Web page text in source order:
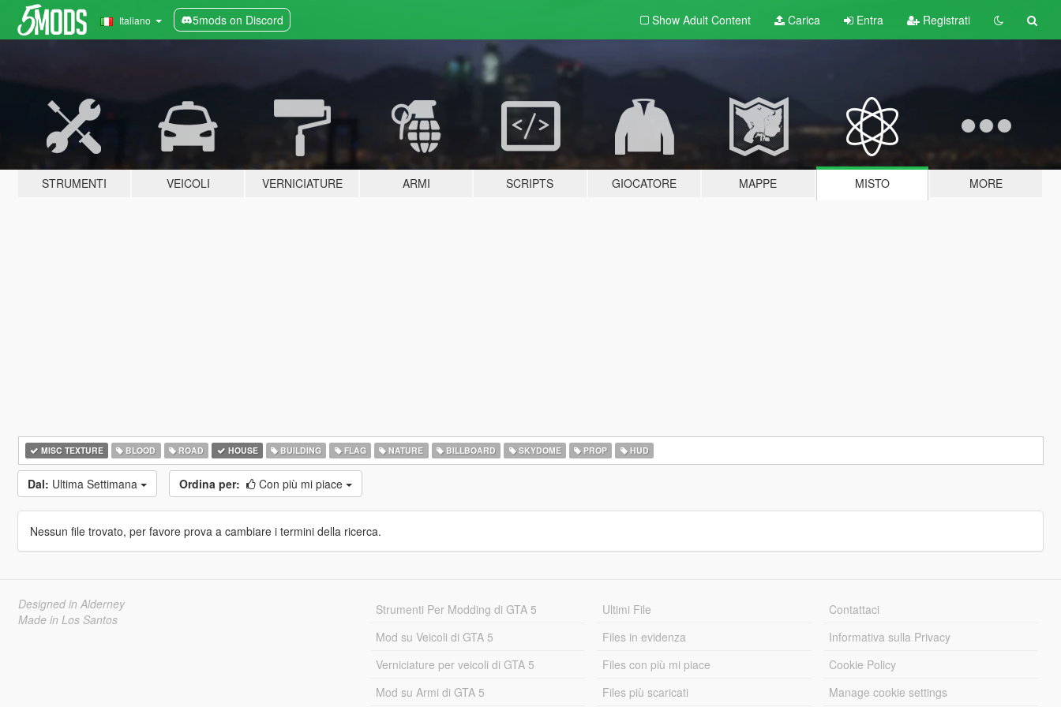
Italiano 5mods on Discord Show Adult Content Carica Entra Registrati
STRUMENTI VEICOLI VERNICIATURE ARMI SCRIPTS GIOCATORE MAPPE MISTO MORE
MISC TEXTURE BLOOD ROAD HOUSE BUILDING FLAG NATURE BILLBOARD SKYDOME PROP HUD
Dal: Ultima Settimana Ordina per: Con più mi piace
Nessun file trovato, per favore prova a cambiare i termini della ricerca.
Designed in Alderney
Made in Los Santos
Strumenti Per Modding di GTA 5
Mod su Veicoli di GTA 5
Verniciature per veicoli di GTA 5
Mod su Armi di GTA 5
Ultimi File
Files in evidenza
Files con più mi piace
Files più scaricati
Contattaci
Informativa sulla Privacy
Cookie Policy
Manage cookie settings